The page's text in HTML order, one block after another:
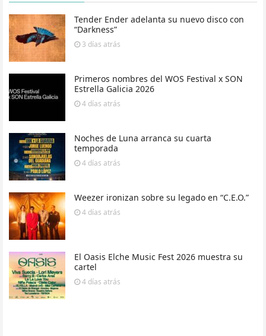
Tender Ender adelanta su nuevo disco con
“Darkness”
3 días atrás
Primeros nombres del WOS Festival x SON
Estrella Galicia 2026
4 días atrás
Noches de Luna arranca su cuarta
temporada
4 días atrás
Weezer ironizan sobre su legado en “C.E.O.”
4 días atrás
El Oasis Elche Music Fest 2026 muestra su
cartel
4 días atrás